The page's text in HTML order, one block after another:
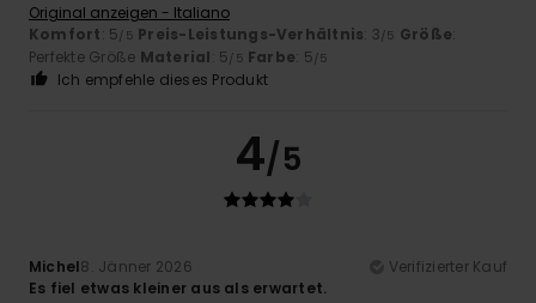
Original anzeigen - Italiano
Komfort: 5 /5 Preis-Leistungs-Verhältnis: 3 /5 Größe:
Perfekte Größe Material: 5 /5 Farbe: 5 /5
Ich empfehle dieses Produkt
4/5
Michel8. Jänner 2026
Verifizierter Kauf
Es fiel etwas kleiner aus als erwartet.